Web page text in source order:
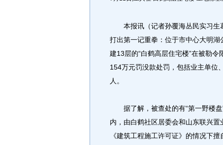
本报讯（记者孙覆海丛民实习生
打出第一记重拳：位于市中心大明
建13层的“白鹤高层住宅楼”在被勒
154万元罚没款处罚，包括业主单位
人。
据了解，被查处的有“第一野楼盘
内，由白鹤社区居委会和山东联兴
《建筑工程施工许可证》的情况下擅